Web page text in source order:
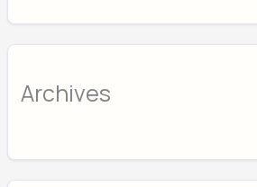
Archives